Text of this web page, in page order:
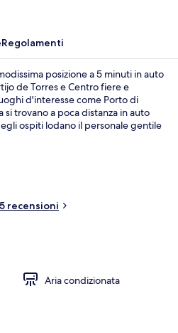
Regolamenti
posizione a 5 minuti in auto
de Torres e Centro fiere e
d'interesse come Porto di
trovano a poca distanza in auto
ospiti lodano il personale gentile
recensioni
Aria condizionata